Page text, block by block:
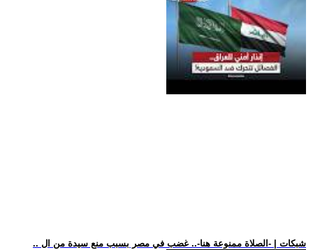
.. شبكات | -الصلاة ممنوعة هنا-.. غضب في مصر بسبب منع سيدة من ال